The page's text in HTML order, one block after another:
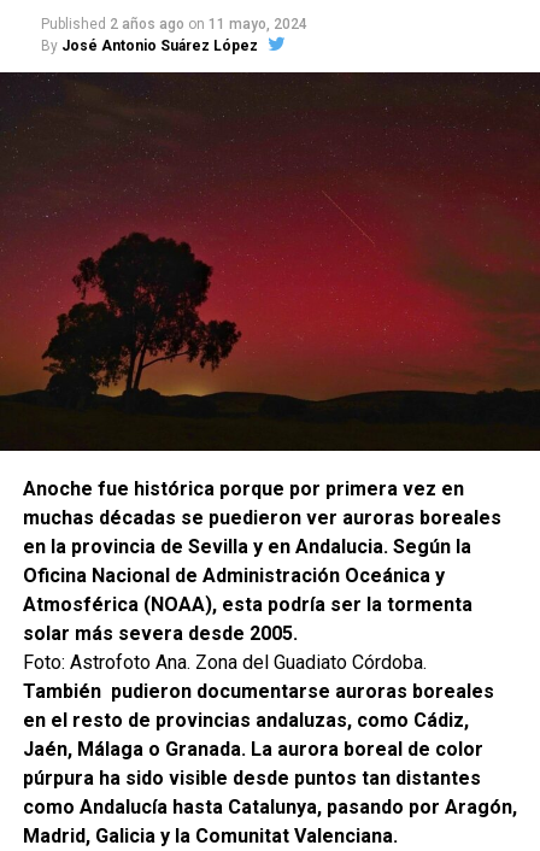
Published 2 años ago on 11 mayo, 2024
By José Antonio Suárez López
Anoche fue histórica porque por primera vez en
muchas décadas se puedieron ver auroras boreales
en la provincia de Sevilla y en Andalucia. Según la
Oficina Nacional de Administración Oceánica y
Atmosférica (NOAA), esta podría ser la tormenta
solar más severa desde 2005.
Foto: Astrofoto Ana. Zona del Guadiato Córdoba.
También pudieron documentarse auroras boreales
en el resto de provincias andaluzas, como Cádiz,
Jaén, Málaga o Granada. La aurora boreal de color
púrpura ha sido visible desde puntos tan distantes
como Andalucía hasta Catalunya, pasando por Aragón,
Madrid, Galicia y la Comunitat Valenciana.